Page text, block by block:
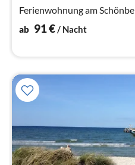
Ferienwohnung am
ab 91€/ Nacht